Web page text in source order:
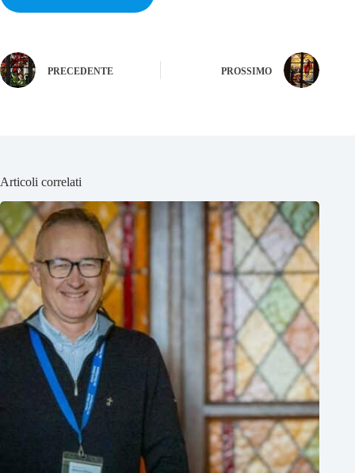
PRECEDENTE PROSSIMO
Articoli correlati